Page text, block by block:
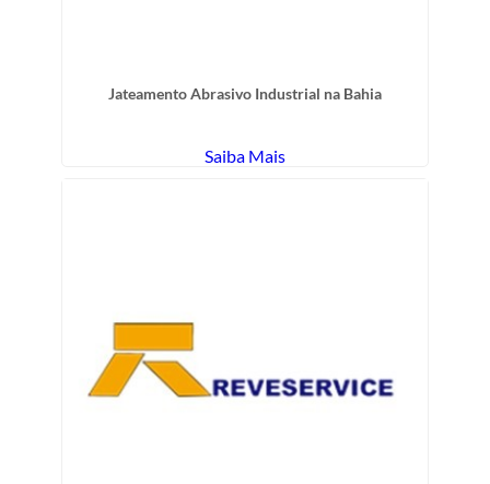
Jateamento Abrasivo Industrial na Bahia
Saiba Mais